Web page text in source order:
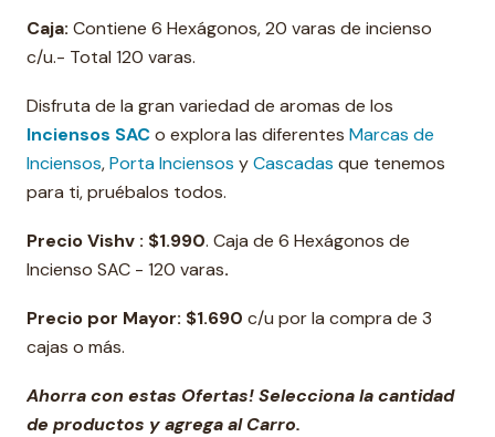
Caja: Contiene 6 Hexágonos, 20 varas de incienso
c/u.- Total 120 varas.
Disfruta de la gran variedad de aromas de los
Inciensos SACo explora las diferentes Marcas de
Inciensos,Porta Inciensos yCascadas que tenemos
para ti, pruébalos todos.
Precio Vishv : $1.990. Caja de 6 Hexágonos de
Incienso SAC - 120 varas.
Precio por Mayor: $1.690 c/u por la compra de 3
cajas o más.
Ahorra con estas Ofertas! Selecciona la cantidad
de productos y agrega al Carro.